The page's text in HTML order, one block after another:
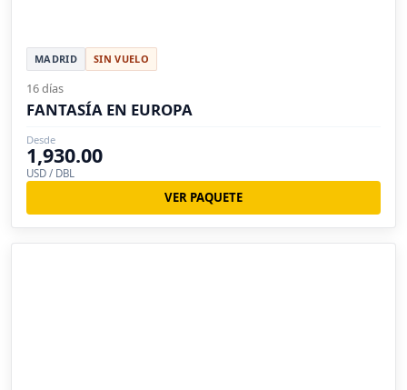
MADRID SIN VUELO
16 días
FANTASÍA EN EUROPA
Desde
1,930.00
USD / DBL
VER PAQUETE